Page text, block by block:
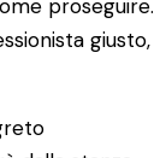
proseguire.
giusto,